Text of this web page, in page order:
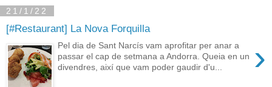
21/1/22
[#Restaurant] La Nova Forquilla
›
Pel dia de Sant Narcís vam aprofitar per anar a
passar el cap de setmana a Andorra. Queia en un
divendres, així que vam poder gaudir d'u...